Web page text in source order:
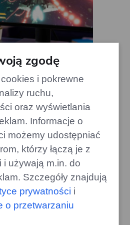
10. rocznicę
zgodę
i pokrewne
ruchu,
oraz wyświetlania
Informacje o
możemy udostępniać
którzy łączą je z
i używają m.in. do
Szczegóły znajdują
prywatności i
o przetwarzaniu